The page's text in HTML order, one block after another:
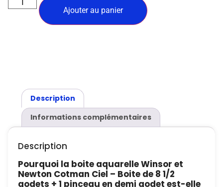
Ajouter au panier
Description
Informations complémentaires
Description
Pourquoi la boite aquarelle Winsor et
Newton Cotman Ciel – Boite de 8 1/2
godets + 1 pinceau en demi godet est-elle